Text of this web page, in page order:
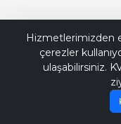
Hizmetlerimizden
çerezler
ulaşabilirsiniz.